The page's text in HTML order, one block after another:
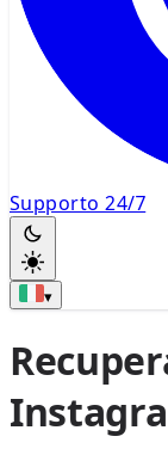
Supporto 24/7
▾